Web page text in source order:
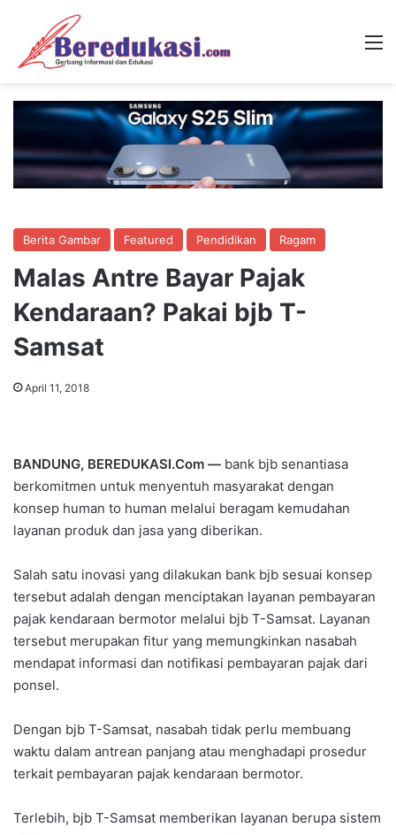
Berita Gambar Featured Pendidikan Ragam
Malas Antre Bayar Pajak
Kendaraan? Pakai bjb T-
Samsat
April 11, 2018
BANDUNG, BEREDUKASI.Com — bank bjb senantiasa
berkomitmen untuk menyentuh masyarakat dengan
konsep human to human melalui beragam kemudahan
layanan produk dan jasa yang diberikan.
Salah satu inovasi yang dilakukan bank bjb sesuai konsep
tersebut adalah dengan menciptakan layanan pembayaran
pajak kendaraan bermotor melalui bjb T-Samsat. Layanan
tersebut merupakan fitur yang memungkinkan nasabah
mendapat informasi dan notifikasi pembayaran pajak dari
ponsel.
Dengan bjb T-Samsat, nasabah tidak perlu membuang
waktu dalam antrean panjang atau menghadapi prosedur
terkait pembayaran pajak kendaraan bermotor.
Terlebih, bjb T-Samsat memberikan layanan berupa sistem